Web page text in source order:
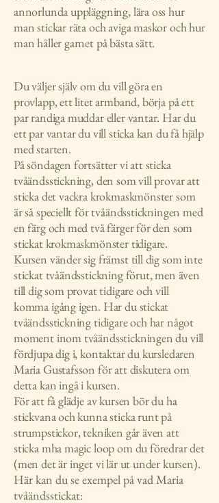
annorlunda uppläggning, lära oss hur
man stickar räta och aviga maskor och hur
man håller garnet på bästa sätt.
Du väljer själv om du vill göra en
provlapp, ett litet armband, börja på ett
par randiga muddar eller vantar. Har du
ett par vantar du vill sticka kan du få hjälp
med starten.
På söndagen fortsätter vi att sticka
tvåändsstickning, den som vill provar att
sticka det vackra krokmaskmönster som
är så speciellt för tvåändsstickningen med
en färg och med två färger för den som
stickat krokmaskmönster tidigare.
Kursen vänder sig främst till dig som inte
stickat tvåändsstickning förut, men även
till dig som provat tidigare och vill
komma igång igen. Har du stickat
tvåändsstickning tidigare och har något
moment inom tvåändsstickningen du vill
fördjupa dig i, kontaktar du kursledaren
Maria Gustafsson för att diskutera om
detta kan ingå i kursen.
För att få glädje av kursen bör du ha
stickvana och kunna sticka runt på
strumpstickor, tekniken går även att
sticka mha magic loop om du föredrar det
(men det är inget vi lär ut under kursen).
Här kan du se exempel på vad Maria
tvåändsstickat: